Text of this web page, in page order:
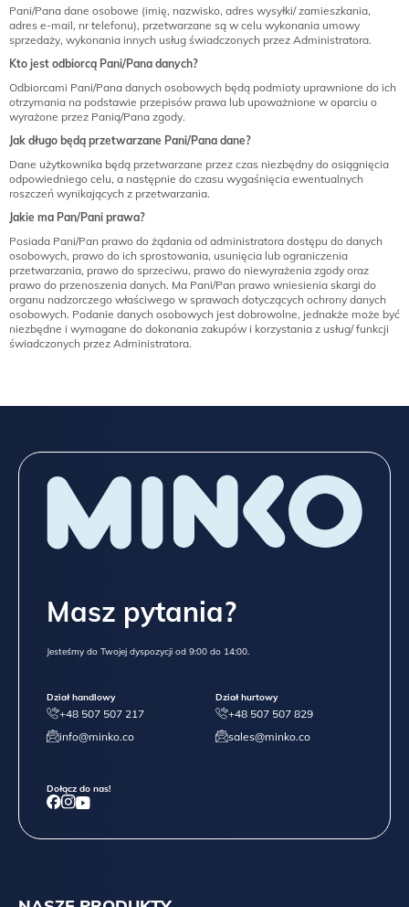
Pani/Pana dane osobowe (imię, nazwisko, adres wysyłki/ zamieszkania,
adres e-mail, nr telefonu), przetwarzane są w celu wykonania umowy
sprzedaży, wykonania innych usług świadczonych przez Administratora.
Kto jest odbiorcą Pani/Pana danych?
Odbiorcami Pani/Pana danych osobowych będą podmioty uprawnione do ich
otrzymania na podstawie przepisów prawa lub upoważnione w oparciu o
wyrażone przez Panią/Pana zgody.
Jak długo będą przetwarzane Pani/Pana dane?
Dane użytkownika będą przetwarzane przez czas niezbędny do osiągnięcia
odpowiedniego celu, a następnie do czasu wygaśnięcia ewentualnych
roszczeń wynikających z przetwarzania.
Jakie ma Pan/Pani prawa?
Posiada Pani/Pan prawo do żądania od administratora dostępu do danych
osobowych, prawo do ich sprostowania, usunięcia lub ograniczenia
przetwarzania, prawo do sprzeciwu, prawo do niewyrażenia zgody oraz
prawo do przenoszenia danych. Ma Pani/Pan prawo wniesienia skargi do
organu nadzorczego właściwego w sprawach dotyczących ochrony danych
osobowych. Podanie danych osobowych jest dobrowolne, jednakże może być
niezbędne i wymagane do dokonania zakupów i korzystania z usług/ funkcji
świadczonych przez Administratora.
Masz pytania?
Jesteśmy do Twojej dyspozycji od 9:00 do 14:00.
Dział handlowy
+48 507 507 217
info@minko.co
Dział hurtowy
+48 507 507 829
sales@minko.co
Dołącz do nas!